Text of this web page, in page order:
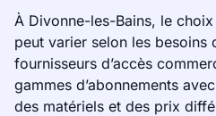
À Divonne-les-Bains, le
peut varier selon les besoins
fournisseurs d’accès
gammes d’abonnements
des matériels et des prix